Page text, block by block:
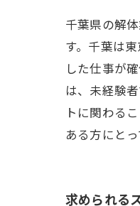
千葉県の解
す。千葉は
した仕事が
は、未経験
トに関わる
ある方にと
求められる